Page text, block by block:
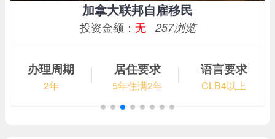
葡萄牙黄金居留
投资金额：3万欧元 281浏览
办理周期
6-12个月
居住要求
183天/年
语言要求
无